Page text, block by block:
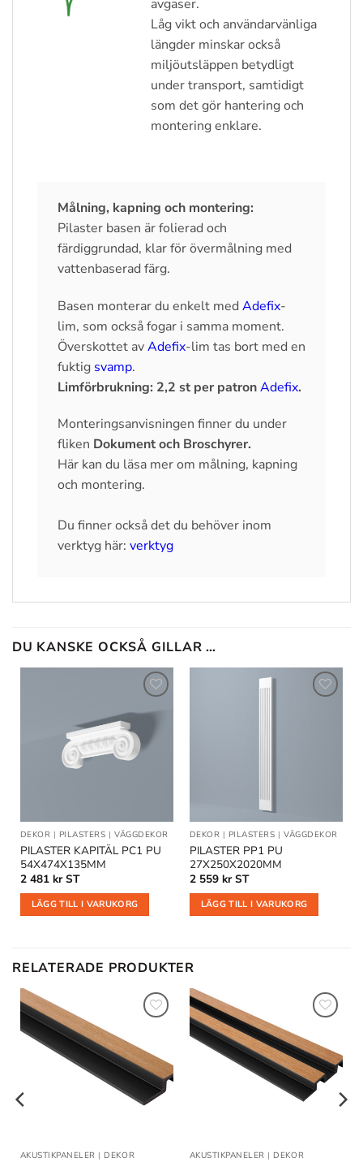
avgaser.
Låg vikt och användarvänliga
längder minskar också
miljöutsläppen betydligt
under transport, samtidigt
som det gör hantering och
montering enklare.
Målning, kapning och montering:
Pilaster basen är folierad och
färdiggrundad, klar för övermålning med
vattenbaserad färg.
Basen monterar du enkelt med Adefix-
lim, som också fogar i samma moment.
Överskottet avAdefix-lim tas bort med en
fuktig svamp.
Limförbrukning: 2,2 st per patronAdefix.
Monteringsanvisningen finner du under
fliken Dokument och Broschyrer.
Här kan du läsa mer om målning, kapning
och montering.
Du finner också det du behöver inom
verktyg här: verktyg
DU KANSKE OCKSÅ GILLAR …
Lägg till
önskelistan
DEKOR | PILASTERS |VÄGGDEKOR
PILASTER KAPITÄL PC1 PU
54X474X135MM
2 481 kr ST
LÄGG TILL I VARUKORG
DEKOR | PILASTERS |VÄGGDEKOR
PILASTER PP1 PU
27X250X2020MM
2 559 kr ST
LÄGG TILL I VARUKORG
RELATERADE PRODUKTER
Lägg till
i
önskelistan
AKUSTIKPANELER | DEKOR
Lägg till
i
önskelistan
AKUSTIKPANELER | DEKOR